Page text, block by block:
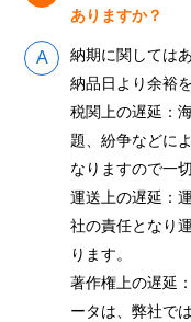
ありますか？
納期に関しては
納品日より余裕
税関上の遅延：
題、紛争などに
なりますので一
運送上の遅延：
社の責任となり
ります。
著作権上の遅延
ータは、弊社で